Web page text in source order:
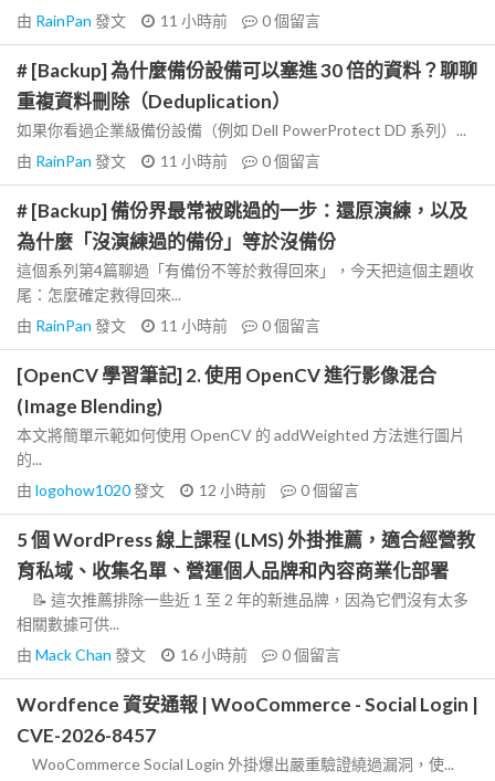
由 RainPan 發文 11 小時前 0個留言
# [Backup] 為什麼備份設備可以塞進 30 倍的資料？聊聊
重複資料刪除（Deduplication）
如果你看過企業級備份設備（例如 Dell PowerProtect DD 系列）...
由 RainPan 發文 11 小時前 0個留言
# [Backup] 備份界最常被跳過的一步：還原演練，以及
為什麼「沒演練過的備份」等於沒備份
這個系列第4篇聊過「有備份不等於救得回來」，今天把這個主題收
尾：怎麼確定救得回來...
由 RainPan 發文 11 小時前 0個留言
[OpenCV 學習筆記] 2. 使用 OpenCV 進行影像混合
(Image Blending)
本文將簡單示範如何使用 OpenCV 的 addWeighted 方法進行圖片
的...
由 logohow1020發文 12 小時前 0個留言
5 個 WordPress 線上課程 (LMS) 外掛推薦，適合經營教
育私域、收集名單、營運個人品牌和內容商業化部署
📝 這次推薦排除一些近 1 至 2 年的新進品牌，因為它們沒有太多
相關數據可供...
由 Mack Chan 發文 16 小時前 0個留言
Wordfence 資安通報 | WooCommerce - Social Login |
CVE-2026-8457
WooCommerce Social Login 外掛爆出嚴重驗證繞過漏洞，使...